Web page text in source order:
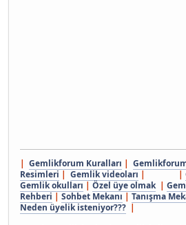
| Gemlikforum Kuralları |
Resimleri | Gemlik videoları | |
Gemlik okulları | Özel üye olmak|
Rehberi | Sohbet Mekanı | Tanışma
Neden üyelik isteniyor??? |